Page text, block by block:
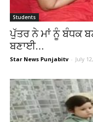
Students
ਪੁੱਤਰ ਨੇ ਮਾਂ ਨੂੰ ਬੰਧਕ
ਬਣਾਈ...
Star News Punjabitv - July